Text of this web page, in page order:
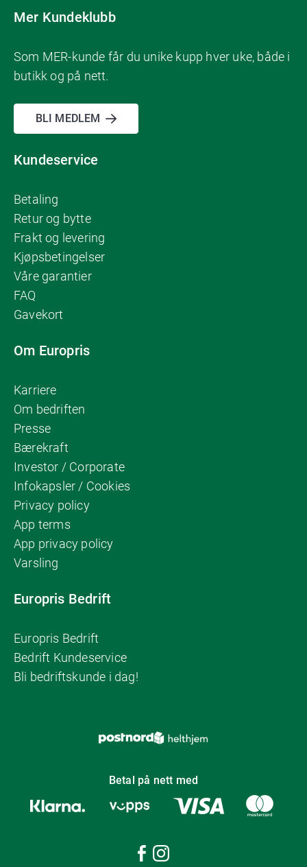
Mer Kundeklubb
Som MER-kunde får du unike kupp hver uke, både i
butikk og på nett.
BLI MEDLEM
Kundeservice
Betaling
Retur og bytte
Frakt og levering
Kjøpsbetingelser
Våre garantier
FAQ
Gavekort
Om Europris
Karriere
Om bedriften
Presse
Bærekraft
Investor / Corporate
Infokapsler / Cookies
Privacy policy
App terms
App privacy policy
Varsling
Europris Bedrift
Europris Bedrift
Bedrift Kundeservice
Bli bedriftskunde i dag!
Betal på nett med